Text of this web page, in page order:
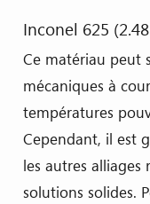
Inconel 625
Ce matériau peut
mécaniques à
températures
Cependant, il est
les autres
solutions solides.